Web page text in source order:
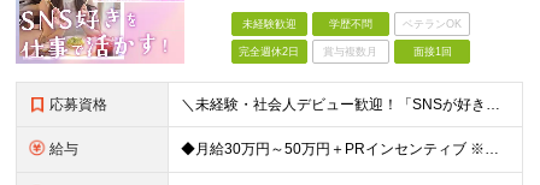
未経験歓迎 学歴不問 ベテランOK
完全週休2日 賞与複数月 面接1回
応募資格 ＼未経験・社会人デビュー歓迎！「SNSが好き」という志望動機も歓迎／ ◆学歴不問 ◎意欲・人柄重視の採用です！ ◎応募にあたって必須の条件はありません！ ┗社会人経験がない ┗ブランクがある という
給与 ◆月給30万円～50万円＋PRインセンティブ ※経験・能力などを考慮の上、決定いたします ※月給には固定残業代（月3万121円/15時間分）を含みます ┗超過分は別途支給 ┗残業が0時間の場合も全額支